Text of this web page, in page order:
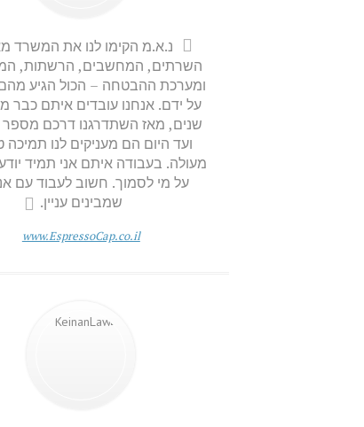
נ.א.מ הקימו לנו את המשרד
השרתים, המחשבים, הרשתות,
ומערכת ההבטחה – הכול הגיע מהם
שנים, מאז השתדרגנו דרכם
ועד היום הם מעניקים לנו תמיכה
מעולה. בעבודה איתם אני תמיד
על מי לסמוך. חשוב לעבוד עם
שמבינים עניין.
www.EspressoCap.co.il